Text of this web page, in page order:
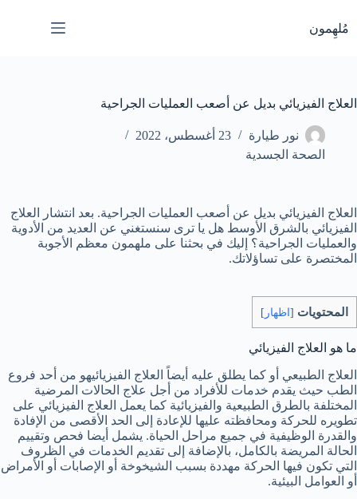
إلى
المحتوى
مُلهِمون
العلاج الفيزيائي بديل عن أصعب العمليات الجراحية
نور طيارة
23 أغسطس، 2022
الصحة الجسدية
العلاج الفيزيائي بديل عن أصعب العمليات الجراحية. بعد انتشار العلاج
الفيزيائي بالشرق الأوسط هل يا ترى سنستغني عن العديد من الأدوية
والعمليات الجراحية؟ إليك في بحثنا على ملهمون معظم الأجوبة
المختصرة على تساؤلاتك.
المحتويات [ اظهار ]
ما هو العلاج الفيزيائي
العلاج الطبيعي أو كما يطلق عليه أيضاً العلاج الفيزيائيهو من أحد فروع
الطب حيث يقدم خدمات للأفراد من أجل علاج الحالات المرضية
المختلفة بالطرق الطبيعية والفيزيائية كما يعمل العلاج الفيزيائي على
تطويره للحركة ومحافظته عليها للإعادة إلى الحد الأقصى من الإفادة
والقدرة الوظيفية في جميع مراحل الحياة. يشمل أيضا فحص وتقييم
الحالة المريضة بالكامل، بالإضافة إلى تقديم الخدمات في الظروف
التي تكون فيها الحركة مهددة بسبب الشيخوخة أو الإصابات أو الأمراض
أو العوامل البيئية.